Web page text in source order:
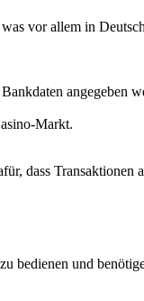
vor allem in
angegeben
Markt.
Transaktionen
bedienen und